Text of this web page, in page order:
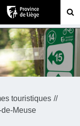
touristiques
de-Meuse